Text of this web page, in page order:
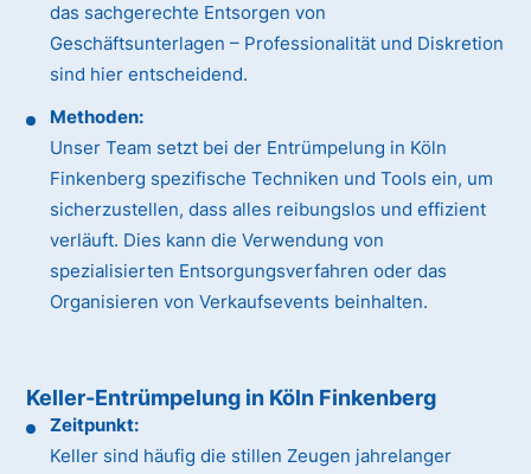
das sachgerechte Entsorgen von
Geschäftsunterlagen – Professionalität und Diskretion
sind hier entscheidend.
Methoden:
Unser Team setzt bei der Entrümpelung in Köln
Finkenberg spezifische Techniken und Tools ein, um
sicherzustellen, dass alles reibungslos und effizient
verläuft. Dies kann die Verwendung von
spezialisierten Entsorgungsverfahren oder das
Organisieren von Verkaufsevents beinhalten.
Keller-Entrümpelung in Köln Finkenberg
Zeitpunkt:
Keller sind häufig die stillen Zeugen jahrelanger